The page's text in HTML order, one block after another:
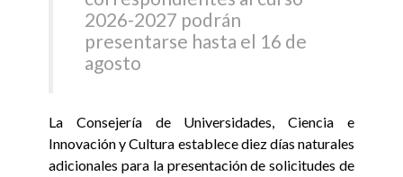
2026-2027 podrán
presentarse hasta el 16 de
agosto
La Consejería de Universidades, Ciencia e
Innovación y Cultura establece diez días naturales
adicionales para la presentación de solicitudes de